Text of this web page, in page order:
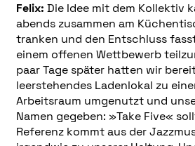
Felix: Die Idee mit dem Kollektiv
abends zusammen am
tranken und den Entschluss
einem offenen Wettbewerb
paar Tage später hatten wir
leerstehendes Ladenlokal zu
Arbeitsraum umgenutzt und
Namen gegeben: »Take Five«
Referenz kommt aus der